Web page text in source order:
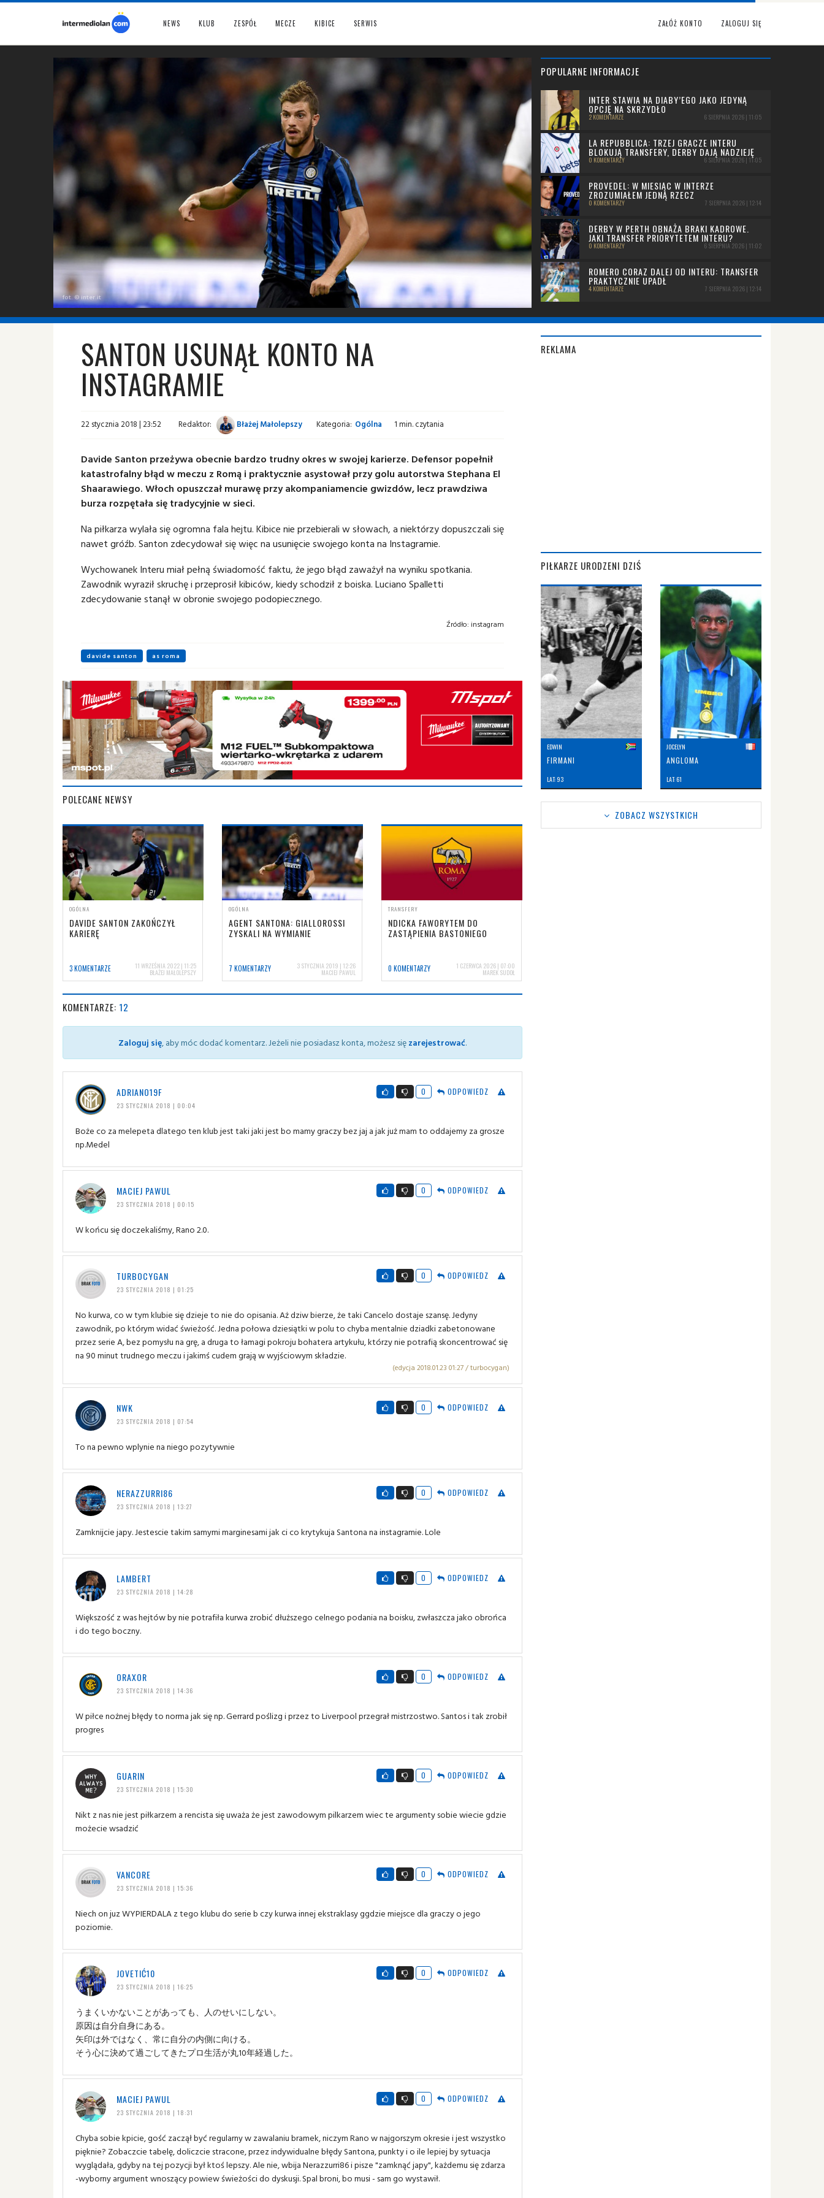
NEWS KLUB ZESPÓŁ MECZE KIBICE SERWIS ZAŁÓŻ KONTO ZALOGUJ SIĘ
fot. © inter.it
POPULARNE INFORMACJE
INTER STAWIA NA DIABY’EGO JAKO JEDYNĄ
OPCJĘ NA SKRZYDŁO
2 KOMENTARZE 6 SIERPNIA 2026 | 11:05
LA REPUBBLICA: TRZEJ GRACZE INTERU
BLOKUJĄ TRANSFERY, DERBY DAJĄ NADZIEJĘ
0 KOMENTARZY 6 SIERPNIA 2026 | 11:05
PROVEDEL: W MIESIĄC W INTERZE
ZROZUMIAŁEM JEDNĄ RZECZ
0 KOMENTARZY 7 SIERPNIA 2026 | 12:14
DERBY W PERTH OBNAŻA BRAKI KADROWE.
JAKI TRANSFER PRIORYTETEM INTERU?
0 KOMENTARZY 6 SIERPNIA 2026 | 11:02
ROMERO CORAZ DALEJ OD INTERU: TRANSFER
PRAKTYCZNIE UPADŁ
4 KOMENTARZE 7 SIERPNIA 2026 | 12:14
SANTON USUNĄŁ KONTO NA
INSTAGRAMIE
22 stycznia 2018 | 23:52 Redaktor: Błażej Małolepszy Kategoria: Ogólna 1 min. czytania
Davide Santon przeżywa obecnie bardzo trudny okres w swojej karierze. Defensor popełnił
katastrofalny błąd w meczu z Romą i praktycznie asystował przy golu autorstwa Stephana El
Shaarawiego. Włoch opuszczał murawę przy akompaniamencie gwizdów, lecz prawdziwa
burza rozpętała się tradycyjnie w sieci.
Na piłkarza wylała się ogromna fala hejtu. Kibice nie przebierali w słowach, a niektórzy dopuszczali się
nawet gróźb. Santon zdecydował się więc na usunięcie swojego konta na Instagramie.
Wychowanek Interu miał pełną świadomość faktu, że jego błąd zaważył na wyniku spotkania.
Zawodnik wyraził skruchę i przeprosił kibiców, kiedy schodził z boiska. Luciano Spalletti
zdecydowanie stanął w obronie swojego podopiecznego.
Źródło: instagram
davide santon as roma
POLECANE NEWSY
OGÓLNA
DAVIDE SANTON ZAKOŃCZYŁ
KARIERĘ
3 KOMENTARZE 11 WRZEŚNIA 2022 | 11:25
BŁAŻEJ MAŁOLEPSZY
OGÓLNA
AGENT SANTONA: GIALLOROSSI
ZYSKALI NA WYMIANIE
7 KOMENTARZY 3 STYCZNIA 2019 | 12:26
MACIEJ PAWUL
TRANSFERY
NDICKA FAWORYTEM DO
ZASTĄPIENIA BASTONIEGO
0 KOMENTARZY 1 CZERWCA 2026 | 07:00
MAREK SUDOŁ
KOMENTARZE: 12
Zaloguj się, aby móc dodać komentarz. Jeżeli nie posiadasz konta, możesz sięzarejestrować.
ADRIANO19F
23 STYCZNIA 2018 | 00:04
0 ODPOWIEDZ
Boże co za melepeta dlatego ten klub jest taki jaki jest bo mamy graczy bez jaj a jak już mam to oddajemy za grosze
np.Medel
MACIEJ PAWUL
23 STYCZNIA 2018 | 00:15
0 ODPOWIEDZ
W końcu się doczekaliśmy, Rano 2.0.
TURBOCYGAN
23 STYCZNIA 2018 | 01:25
0 ODPOWIEDZ
No kurwa, co w tym klubie się dzieje to nie do opisania. Aż dziw bierze, że taki Cancelo dostaje szansę. Jedyny
zawodnik, po którym widać świeżość. Jedna połowa dziesiątki w polu to chyba mentalnie dziadki zabetonowane
przez serie A, bez pomysłu na grę, a druga to łamagi pokroju bohatera artykułu, którzy nie potrafią skoncentrować się
na 90 minut trudnego meczu i jakimś cudem grają w wyjściowym składzie.
(edycja 2018.01.23 01:27 / turbocygan)
NWK
23 STYCZNIA 2018 | 07:54
0 ODPOWIEDZ
To na pewno wplynie na niego pozytywnie
NERAZZURRI86
23 STYCZNIA 2018 | 13:27
0 ODPOWIEDZ
Zamknijcie japy. Jestescie takim samymi marginesami jak ci co krytykuja Santona na instagramie. Lole
LAMBERT
23 STYCZNIA 2018 | 14:28
0 ODPOWIEDZ
Większość z was hejtów by nie potrafiła kurwa zrobić dłuższego celnego podania na boisku, zwłaszcza jako obrońca
i do tego boczny.
ORAXOR
23 STYCZNIA 2018 | 14:36
0 ODPOWIEDZ
W piłce nożnej błędy to norma jak się np. Gerrard poślizg i przez to Liverpool przegrał mistrzostwo. Santos i tak zrobił
progres
GUARIN
23 STYCZNIA 2018 | 15:30
0 ODPOWIEDZ
Nikt z nas nie jest piłkarzem a rencista się uważa że jest zawodowym pilkarzem wiec te argumenty sobie wiecie gdzie
możecie wsadzić
VANCORE
23 STYCZNIA 2018 | 15:36
0 ODPOWIEDZ
Niech on juz WYPIERDALA z tego klubu do serie b czy kurwa innej ekstraklasy ggdzie miejsce dla graczy o jego
poziomie.
JOVETIĆ10
23 STYCZNIA 2018 | 16:25
0 ODPOWIEDZ
うまくいかないことがあっても、人のせいにしない。
原因は自分自身にある。
矢印は外ではなく、常に自分の内側に向ける。
そう心に決めて過ごしてきたプロ生活が丸10年経過した。
MACIEJ PAWUL
23 STYCZNIA 2018 | 18:31
0 ODPOWIEDZ
Chyba sobie kpicie, gość zaczął być regularny w zawalaniu bramek, niczym Rano w najgorszym okresie i jest wszystko
pięknie? Zobaczcie tabelę, doliczcie stracone, przez indywidualne błędy Santona, punkty i o ile lepiej by sytuacja
wyglądała, gdyby na tej pozycji był ktoś lepszy. Ale nie, wbija Nerazzurri86 i pisze "zamknąć japy", każdemu się zdarza
-wyborny argument wnoszący powiew świeżości do dyskusji. Spal broni, bo musi - sam go wystawił.
REKLAMA
PIŁKARZE URODZENI DZIŚ
EDWIN
FIRMANI
LAT: 93
JOCELYN
ANGLOMA
LAT: 61
ZOBACZ WSZYSTKICH